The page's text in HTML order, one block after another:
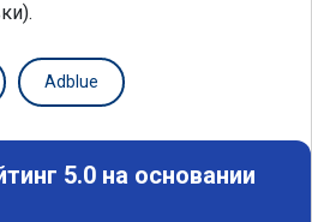
Adblue
5.0 на основании